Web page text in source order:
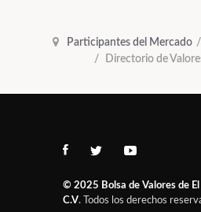
Participantes del Mercado
Directorio de
© 2025 Bolsa de Valores de
C.V. Todos los derechos